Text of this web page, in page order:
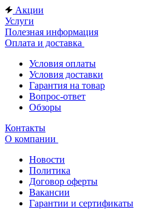
Акции
Услуги
Полезная информация
Оплата и доставка
Условия оплаты
Условия доставки
Гарантия на товар
Вопрос-ответ
Обзоры
Контакты
О компании
Новости
Политика
Договор оферты
Вакансии
Гарантии и сертификаты